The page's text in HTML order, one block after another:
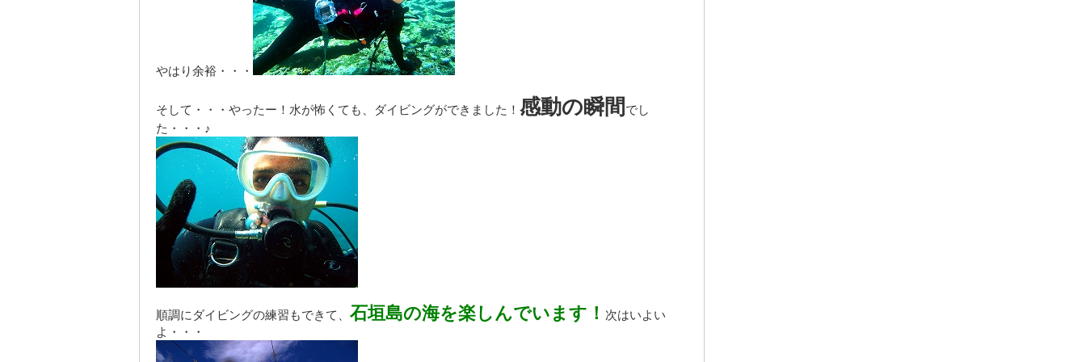
やはり余裕・・・
そして・・・やったー！水が怖くても、ダイビングができました！ 感動の瞬間 でし
た・・・♪
順調にダイビングの練習もできて、 石垣島の海を楽しんでいます！ 次はいよい
よ・・・